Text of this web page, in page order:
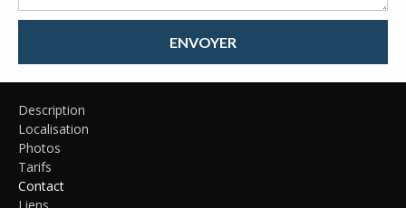
ENVOYER
Description
Localisation
Photos
Tarifs
Contact